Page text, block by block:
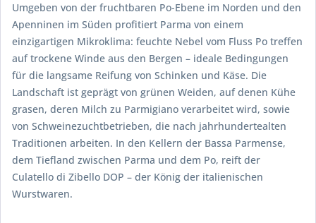
Umgeben von der fruchtbaren Po-Ebene im Norden und den
Apenninen im Süden profitiert Parma von einem
einzigartigen Mikroklima: feuchte Nebel vom Fluss Po treffen
auf trockene Winde aus den Bergen – ideale Bedingungen
für die langsame Reifung von Schinken und Käse. Die
Landschaft ist geprägt von grünen Weiden, auf denen Kühe
grasen, deren Milch zu Parmigiano verarbeitet wird, sowie
von Schweinezuchtbetrieben, die nach jahrhundertealten
Traditionen arbeiten. In den Kellern der Bassa Parmense,
dem Tiefland zwischen Parma und dem Po, reift der
Culatello di Zibello DOP – der König der italienischen
Wurstwaren.